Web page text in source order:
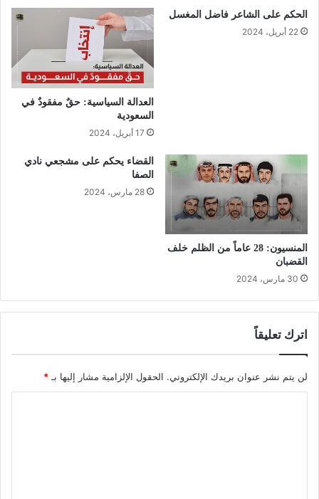
الحكم على الشاعر فاضل المغسل
22 أبريل، 2024
العدالة السياسية: حقٌ مفقودٌ في
السعودية
17 أبريل، 2024
المنسيون: 28 عاماً من الظلم خلف
القضبان
30 مارس، 2024
القضاء يحكم على مشجعي نادي
الصفا
28 مارس، 2024
اترك تعليقاً
لن يتم نشر عنوان بريدك الإلكتروني. الحقول الإلزامية مشار إليها بـ*